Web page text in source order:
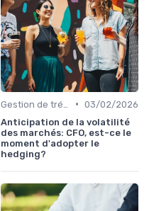
• 03/02/2026
Anticipation de la volatilité
des marchés: CFO, est-ce le
moment d'adopter le
hedging?